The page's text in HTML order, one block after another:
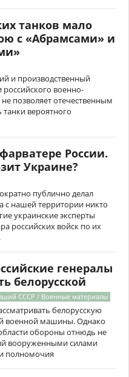
танков мало
с «Абрамсами» и
и производственный
российского военно-
позволяет отечественным
вероятного
России.
Украине?
публично делал
с нашей территории никто
украинские эксперты
российских войск по их
генералы
белорусской
СССР / Военные материалы
белорусскую
военной машины. Однако
обороны отнюдь не
вооруженными силами
полномочия